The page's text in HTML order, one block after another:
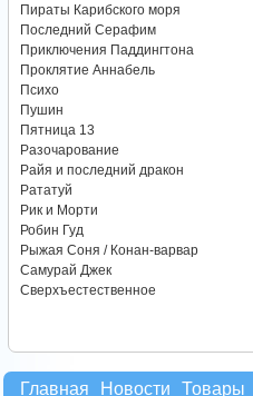
Пираты Карибского моря
Последний Серафим
Приключения Паддингтона
Проклятие Аннабель
Психо
Пушин
Пятница 13
Разочарование
Райя и последний дракон
Рататуй
Рик и Морти
Робин Гуд
Рыжая Соня / Конан-варвар
Самурай Джек
Сверхъестественное
Главная Новости Товары